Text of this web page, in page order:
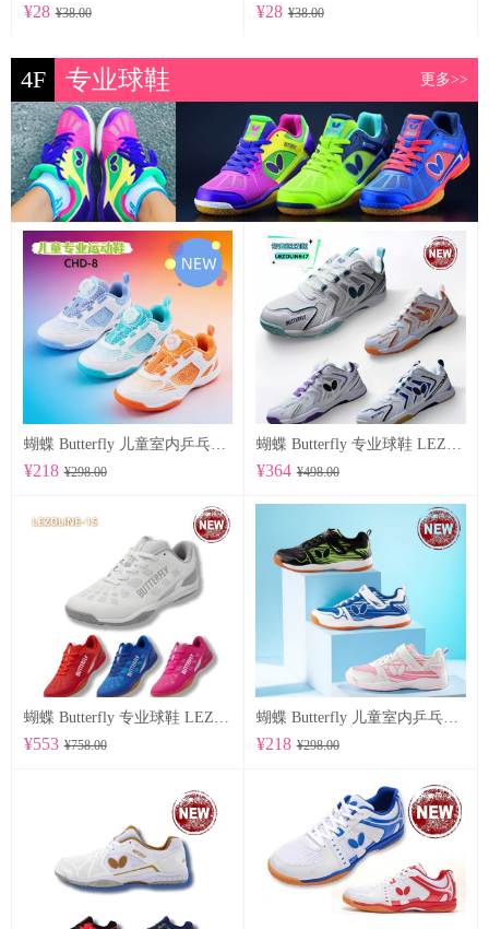
¥28 ¥38.00 ¥28 ¥38.00
4F 专业球鞋 更多>>
蝴蝶 Butterfly 儿童室内乒乓球鞋 CHD-8
¥218 ¥298.00
蝴蝶 Butterfly 专业球鞋 LEZOLINE-17
¥364 ¥498.00
蝴蝶 Butterfly 专业球鞋 LEZOLINE-15
¥553 ¥758.00
蝴蝶 Butterfly 儿童室内乒乓球鞋 CHD-7
¥218 ¥298.00